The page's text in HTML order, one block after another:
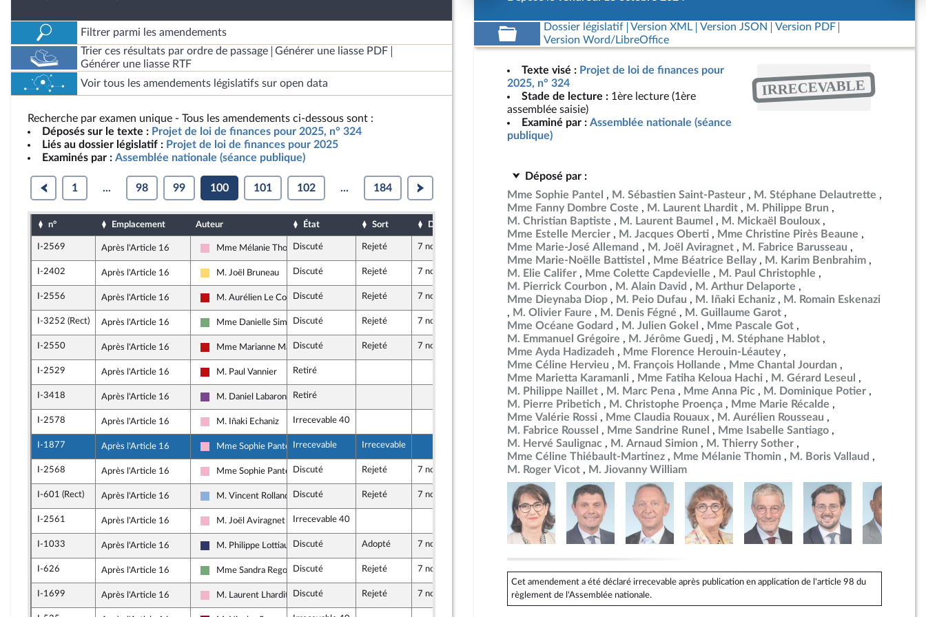
Filtrer parmi les amendements
Trier ces résultats par ordre de passage
Générer une liasse PDF
Générer une liasse RTF
Voir tous les amendements législatifs sur open data
Recherche par examen unique - Tous les amendements ci-dessous sont :
Déposés sur le texte : Projet de loi de finances pour 2025, n° 324
Liés au dossier législatif : Projet de loi de finances pour 2025
Examinés par : Assemblée nationale (séance publique)
1 ... 98 99 100 101 102 ... 184
n° Emplacement Auteur État Sort Date d'examen Date de dépôt
I-2569 Après l'Article 16
Socialistes et apparentés
Mme Mélanie ThominDiscuté Rejeté 7 novembre 2024 19 octobre 2024
I-2402 Après l'Article 16
Libertés, Indépendants, Outre-mer et Territoires
M. Joël Bruneau Discuté Rejeté 7 novembre 2024 18 octobre 2024
I-2556 Après l'Article 16
La France insoumise - Nouveau Front Populaire
M. Aurélien Le Coq Discuté Rejeté 7 novembre 2024 19 octobre 2024
I-3252 (Rect) Après l'Article 16
Écologiste et Social
Mme Danielle SimonnetDiscuté Rejeté 7 novembre 2024 19 octobre 2024
I-2550 Après l'Article 16
La France insoumise - Nouveau Front Populaire
Mme Marianne MaximiDiscuté Rejeté 7 novembre 2024 19 octobre 2024
I-2529 Après l'Article 16
La France insoumise - Nouveau Front Populaire
M. Paul Vannier Retiré 18 octobre 2024
I-3418 Après l'Article 16
Ensemble pour la République
M. Daniel LabaronneRetiré 19 octobre 2024
I-2578 Après l'Article 16
Socialistes et apparentés
M. Iñaki Echaniz Irrecevable 40 19 octobre 2024
I-1877 Après l'Article 16
Socialistes et apparentés
Mme Sophie Pantel Irrecevable Irrecevable 18 octobre 2024
I-2568 Après l'Article 16
Socialistes et apparentés
Mme Sophie Pantel Discuté Rejeté 7 novembre 2024 19 octobre 2024
I-601 (Rect) Après l'Article 16
Droite Républicaine
M. Vincent Rolland Discuté Rejeté 7 novembre 2024 16 octobre 2024
I-2561 Après l'Article 16
Socialistes et apparentés
M. Joël Aviragnet Irrecevable 40 19 octobre 2024
I-1033 Après l'Article 16
Rassemblement National
M. Philippe Lottiaux Discuté Adopté 7 novembre 2024 17 octobre 2024
I-626 Après l'Article 16
Écologiste et Social
Mme Sandra Regol Discuté Rejeté 7 novembre 2024
I-1699 Après l'Article 16
Socialistes et apparentés
M. Laurent Lhardit Discuté Rejeté 7 novembre 2024 18 octobre 2024
Dossier législatif Version XML Version JSON
Version PDF
Version Word/LibreOffice
Texte visé : Projet de loi de finances pour
2025, n° 324
Stade de lecture : 1ère lecture (1ère
assemblée saisie)
Examiné par : Assemblée nationale (séance
publique)
IRRECEVABLE
Déposé par :
Mme Sophie Pantel
M. Sébastien Saint-Pasteur
M. Stéphane Delautrette
Mme Fanny Dombre Coste
M. Laurent Lhardit
M. Philippe Brun
M. Christian Baptiste
M. Laurent Baumel
M. Mickaël Bouloux
Mme Estelle Mercier
M. Jacques Oberti
Mme Christine Pirès Beaune
Mme Marie-José Allemand
M. Joël Aviragnet
M. Fabrice Barusseau
Mme Marie-Noëlle Battistel
Mme Béatrice Bellay
M. Karim Benbrahim
M. Elie Califer
Mme Colette Capdevielle
M. Paul Christophle
M. Pierrick Courbon
M. Alain David
M. Arthur Delaporte
Mme Dieynaba Diop
M. Peio Dufau M. Iñaki Echaniz
M. Romain Eskenazi
M. Olivier Faure
M. Denis Fégné
M. Guillaume Garot
Mme Océane Godard
M. Julien Gokel
Mme Pascale Got
M. Emmanuel Grégoire
M. Jérôme Guedj
M. Stéphane Hablot
Mme Ayda Hadizadeh
Mme Florence Herouin-Léautey
Mme Céline Hervieu
M. François Hollande
Mme Chantal Jourdan
Mme Marietta Karamanli
Mme Fatiha Keloua Hachi
M. Gérard Leseul
M. Philippe Naillet
M. Marc Pena Mme Anna Pic
M. Dominique Potier
M. Pierre Pribetich
M. Christophe Proença
Mme Marie Récalde
Mme Valérie Rossi
Mme Claudia Rouaux
M. Aurélien Rousseau
M. Fabrice Roussel
Mme Sandrine Runel
Mme Isabelle Santiago
M. Hervé Saulignac
M. Arnaud Simion
M. Thierry Sother
Mme Céline Thiébault-Martinez
Mme Mélanie Thomin
M. Boris Vallaud
M. Roger Vicot
M. Jiovanny William
Cet amendement a été déclaré irrecevable après publication en application de l'article 98 du
règlement de l'Assemblée nationale.